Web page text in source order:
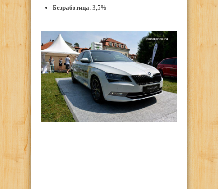
Безработица: 3,5%